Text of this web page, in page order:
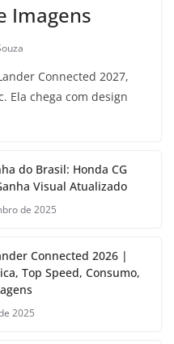
Imagens
Connected 2027,
Ela chega com design
do Brasil: Honda CG
Visual Atualizado
de 2025
Connected 2026 |
Top Speed, Consumo,
2025